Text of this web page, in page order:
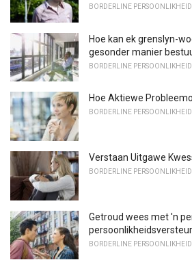
BORDERLINE
Hoe kan ek grenslyn-
gesonder manier
BORDERLINE
Hoe Aktiewe
BORDERLINE
Verstaan ​​Uitgawe
BORDERLINE
Getroud wees met 'n
BORDERLINE